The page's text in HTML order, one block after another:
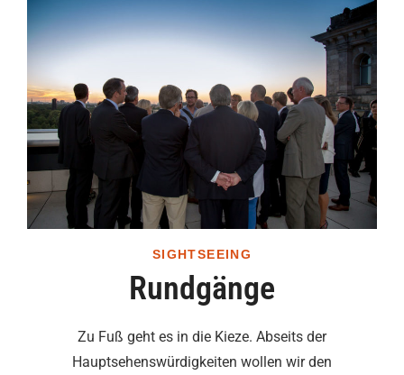
SIGHTSEEING
Rundgänge
Zu Fuß geht es in die Kieze. Abseits der
Hauptsehenswürdigkeiten wollen wir den